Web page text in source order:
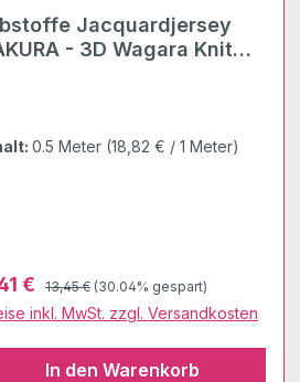
Jacquardjersey
- 3D Wagara Knit
0.5 Meter (18,82 € / 1 Meter)
€ Regulärer Preis:
13,45 € (30.04% gespart)
inkl. MwSt. zzgl. Versandkosten
In den Warenkorb